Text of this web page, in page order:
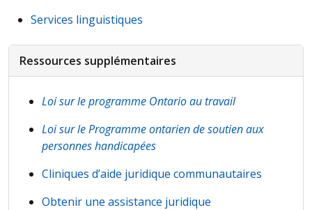
Services linguistiques
Ressources supplémentaires
Loi sur le programme Ontario au travail
Loi sur le Programme ontarien de soutien aux
personnes handicapées
Cliniques d’aide juridique communautaires
Obtenir une assistance juridique